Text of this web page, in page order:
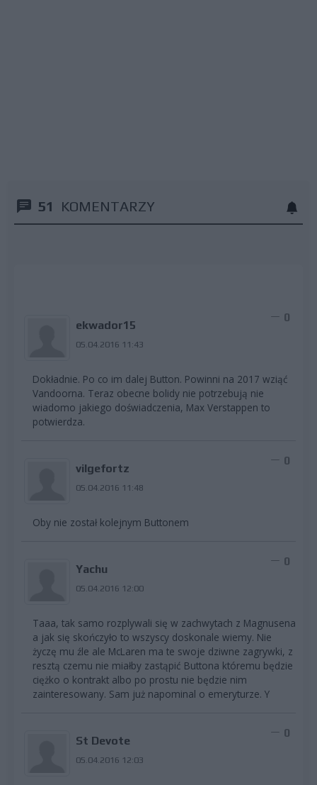
51 KOMENTARZY
ekwador15
05.04.2016 11:43
0
Dokładnie. Po co im dalej Button. Powinni na 2017 wziąć
Vandoorna. Teraz obecne bolidy nie potrzebują nie
wiadomo jakiego doświadczenia, Max Verstappen to
potwierdza.
vilgefortz
05.04.2016 11:48
0
Oby nie został kolejnym Buttonem
Yachu
05.04.2016 12:00
0
Taaa, tak samo rozplywali się w zachwytach z Magnusena
a jak się skończyło to wszyscy doskonale wiemy. Nie
życzę mu źle ale McLaren ma te swoje dziwne zagrywki, z
resztą czemu nie miałby zastąpić Buttona któremu będzie
ciężko o kontrakt albo po prostu nie będzie nim
zainteresowany. Sam już napominal o emeryturze. Y
St Devote
05.04.2016 12:03
0